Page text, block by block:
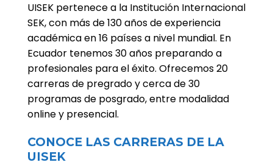
UISEK pertenece a la Institución Internacional
SEK, con más de 130 años de experiencia
académica en 16 países a nivel mundial. En
Ecuador tenemos 30 años preparando a
profesionales para el éxito. Ofrecemos 20
carreras de pregrado y cerca de 30
programas de posgrado, entre modalidad
online y presencial.
CONOCE LAS CARRERAS DE LA
UISEK